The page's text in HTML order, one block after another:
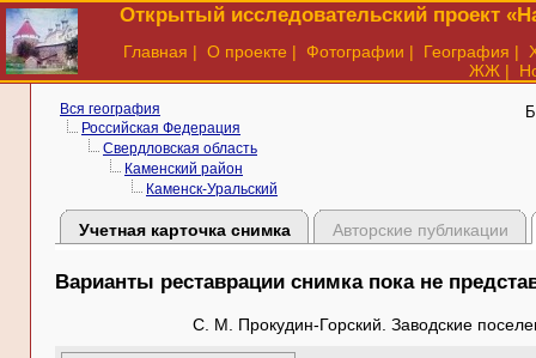
Открытый исследовательский проект
Главная | О проекте | Фотографии | География |
ЖЖ |
Вся география
Российская Федерация
Свердловская область
Каменский район
Каменск-Уральский
Учетная карточка снимка Авторские публикации
Варианты реставрации снимка пока не
С. М. Прокудин-Горский. Заводские